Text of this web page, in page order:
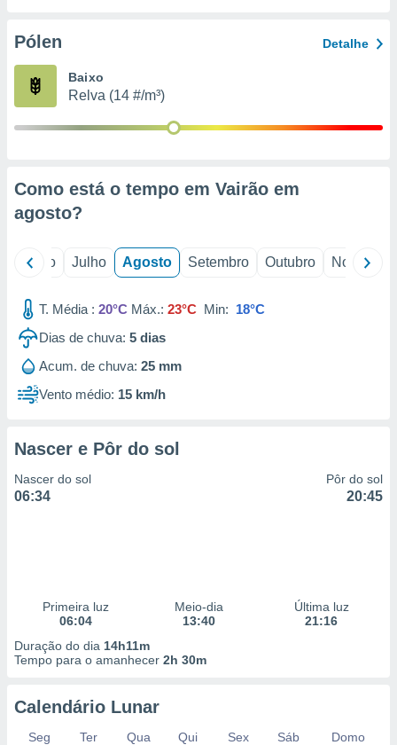
através
estudos
e
Pólen Detalhe
Baixo
Relva (14 #/m³)
Como está o tempo em Vairão em
agosto?
Junho Julho Agosto Setembro Outubro Novembro
T. Média : 20°C Máx.: 23°C Min: 18°C
Dias de chuva: 5 dias
Acum. de chuva: 25 mm
Vento médio: 15 km/h
Nascer e Pôr do sol
Nascer do sol
06:34
Pôr do sol
20:45
Primeira luz
06:04
Meio-dia
13:40
Última luz
21:16
Duração do dia 14h11m
Tempo para o amanhecer 2h 30m
Calendário Lunar
Seg Ter Qua Qui Sex Sáb
Domo